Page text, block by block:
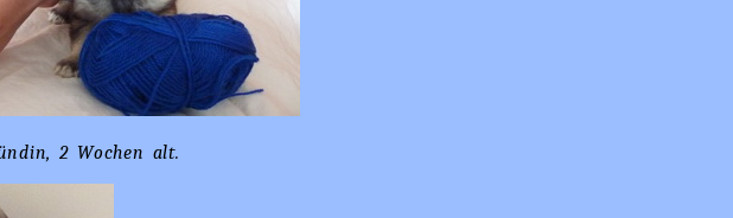
2 Wochen alt.